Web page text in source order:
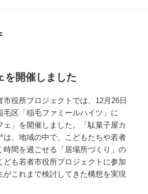
を開催しました
役所プロジェクトでは、12月26日
毛区「稲毛ファミールハイツ」に
ェ」を開催しました。「駄菓子屋カ
は、地域の中で、こどもたちや若者
時間を過ごせる「居場所づくり」の
ども若者市役所プロジェクトに参加
がこれまで検討してきた構想を実現